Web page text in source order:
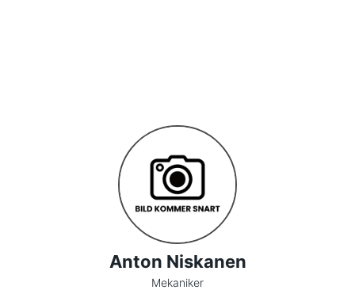
Anton Niskanen
Mekaniker